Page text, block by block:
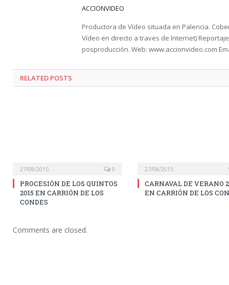
ACCIONVIDEO
Productora de Vídeo situada en Palencia.
Vídeo en directo a traves de Internet)
posproducción. Web: www.accionvideo.com
RELATED POSTS
27/08/2015 0
PROCESIÓN DE LOS QUINTOS
2015 EN CARRIÓN DE LOS
CONDES
27/08/2015
CARNAVAL DE VERANO
EN CARRIÓN DE LOS
Comments are closed.